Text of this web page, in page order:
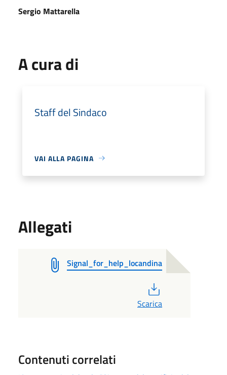
Sergio Mattarella
A cura di
Staff del Sindaco
VAI ALLA PAGINA
Allegati
Signal_for_help_locandina
Scarica
Contenuti correlati